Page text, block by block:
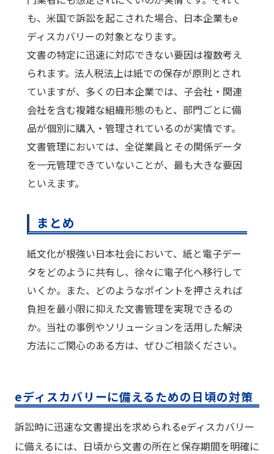
も、米国で訴訟を起こされた場合、日本企業もe
ディスカバリーの対象となります。
文書の特定に迅速に対応できない要因は複数考え
られます。法人税法上は紙での保存が原則とされ
ていますが、多くの日本企業では、子会社・関連
会社を含む複雑な組織形態のもと、部門ごとに備
品が個別に購入・管理されているのが実情です。
文書管理においては、全従業員とその関係データ
を一元管理できていないことが、最も大きな要因
といえます。
まとめ
紙文化が根強い日本社会において、紙と電子デー
タをどのように共有し、徐々に電子化へ移行して
いくか。また、どのようなポイントを押さえれば
負担を最小限に抑えた文書管理を実現できるの
か。当社の事例やソリューションを活用した解決
方法にご関心のある方は、ぜひご相談ください。
eディスカバリーに備えるための日頃の対策
訴訟時に迅速な文書提出を求められるeディスカバリー
に備えるには、日頃から文書の所在と保存期間を明確に